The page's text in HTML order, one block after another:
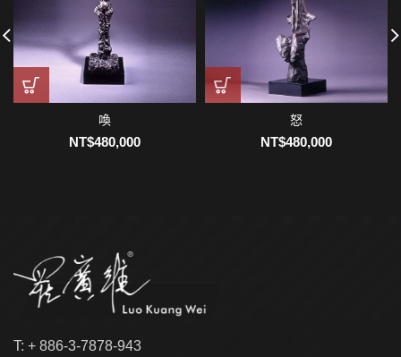
喚
NT$480,000
怒
NT$480,000
T: + 886-3-7878-943